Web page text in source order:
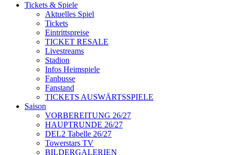
Tickets & Spiele
Aktuelles Spiel
Tickets
Eintrittspreise
TICKET RESALE
Livestreams
Stadion
Infos Heimspiele
Fanbusse
Fanstand
TICKETS AUSWÄRTSSPIELE
Saison
VORBEREITUNG 26/27
HAUPTRUNDE 26/27
DEL2 Tabelle 26/27
Towerstars TV
BILDERGALERIEN